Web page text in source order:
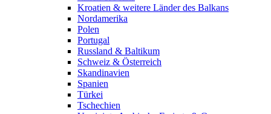
Kroatien & weitere Länder des Balkans
Nordamerika
Polen
Portugal
Russland & Baltikum
Schweiz & Österreich
Skandinavien
Spanien
Türkei
Tschechien